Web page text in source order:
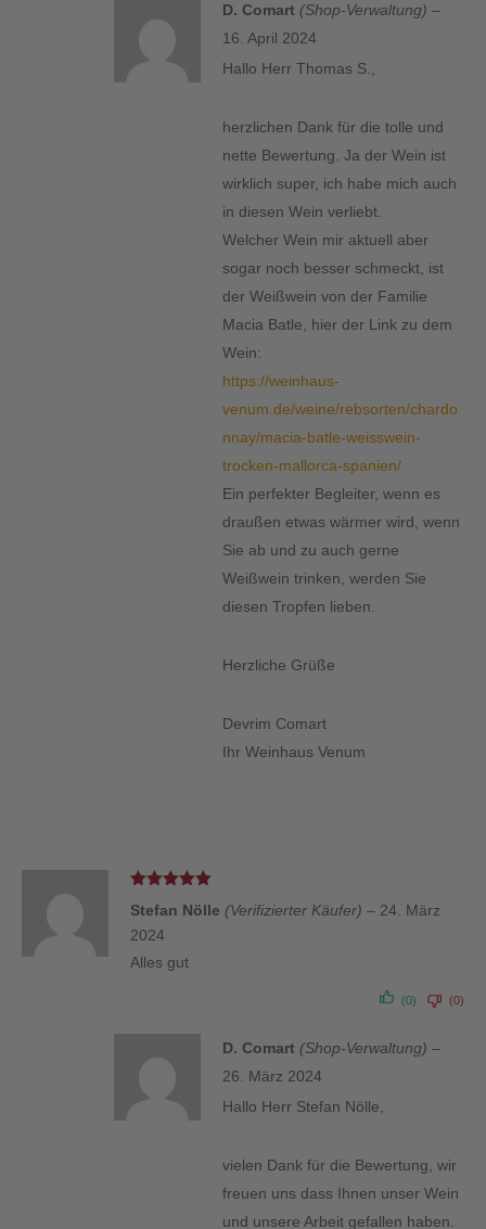
D. Comart (Shop-Verwaltung) –
16. April 2024
Hallo Herr Thomas S.,
herzlichen Dank für die tolle und
nette Bewertung. Ja der Wein ist
wirklich super, ich habe mich auch
in diesen Wein verliebt.
Welcher Wein mir aktuell aber
sogar noch besser schmeckt, ist
der Weißwein von der Familie
Macia Batle, hier der Link zu dem
Wein:
https://weinhaus-
venum.de/weine/rebsorten/chardo
nnay/macia-batle-weisswein-
trocken-mallorca-spanien/
Ein perfekter Begleiter, wenn es
draußen etwas wärmer wird, wenn
Sie ab und zu auch gerne
Weißwein trinken, werden Sie
diesen Tropfen lieben.
Herzliche Grüße
Devrim Comart
Ihr Weinhaus Venum
mit5von 5
Stefan Nölle (Verifizierter Käufer) – 24. März
2024
Alles gut
(0) (0)
D. Comart (Shop-Verwaltung) –
26. März 2024
Hallo Herr Stefan Nölle,
vielen Dank für die Bewertung, wir
freuen uns dass Ihnen unser Wein
und unsere Arbeit gefallen haben.